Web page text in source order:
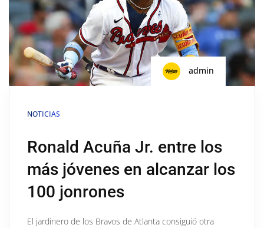
admin
NOTICIAS
Ronald Acuña Jr. entre los
más jóvenes en alcanzar los
100 jonrones
El jardinero de los Bravos de Atlanta consiguió otra